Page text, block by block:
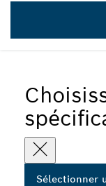
... Bague de
Sélectionner